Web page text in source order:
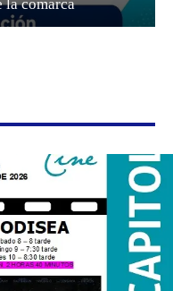
la comarca